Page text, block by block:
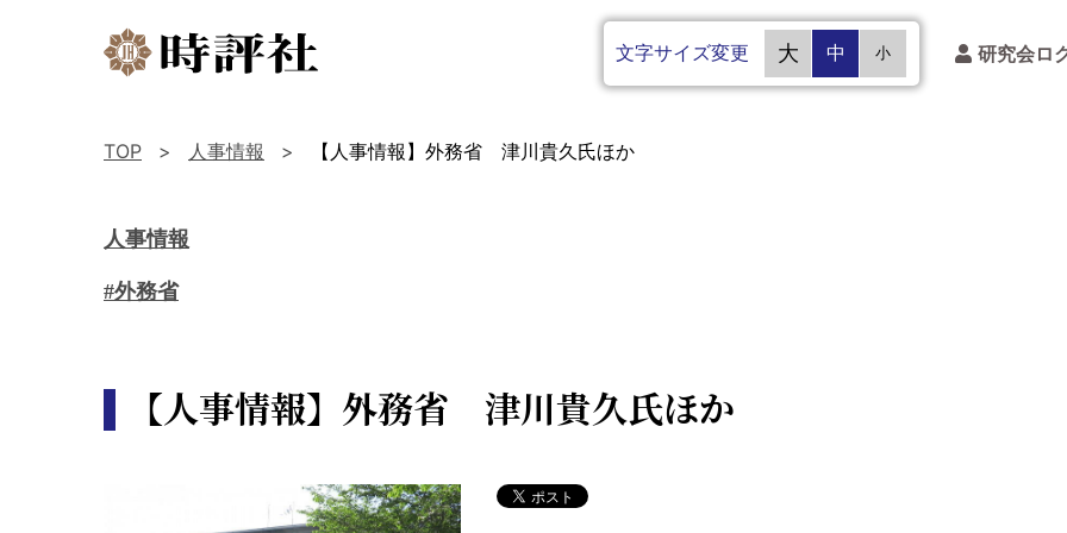
文字サイズ変更 大 中 小 研究会ロ
TOP 人事情報 【人事情報】外務省 津川貴久氏ほか
人事情報
#外務省
【人事情報】外務省 津川貴久氏ほか